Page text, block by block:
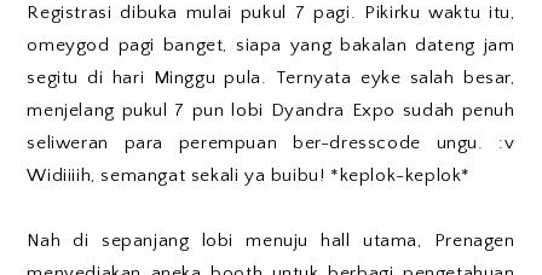
Registrasi dibuka mulai pukul 7 pagi. Pikirku waktu itu,
omeygod pagi banget, siapa yang bakalan dateng jam
segitu di hari Minggu pula. Ternyata eyke salah besar,
menjelang pukul 7 pun lobi Dyandra Expo sudah penuh
seliweran para perempuan ber-dresscode ungu. :v
Widiiiih, semangat sekali ya buibu! *keplok-keplok*
Nah di sepanjang lobi menuju hall utama, Prenagen